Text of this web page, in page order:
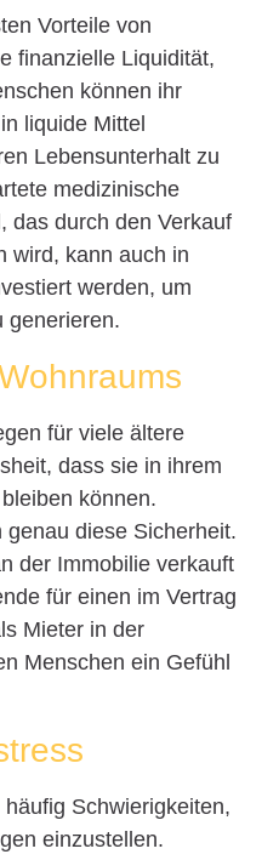
Vorteile von
finanzielle Liquidität,
können ihr
liquide Mittel
Lebensunterhalt zu
medizinische
das durch den Verkauf
wird, kann auch in
werden, um
generieren.
für viele ältere
dass sie in ihrem
können.
diese Sicherheit.
der Immobilie verkauft
für einen im Vertrag
Mieter in der
Menschen ein Gefühl
Schwierigkeiten,
einzustellen.